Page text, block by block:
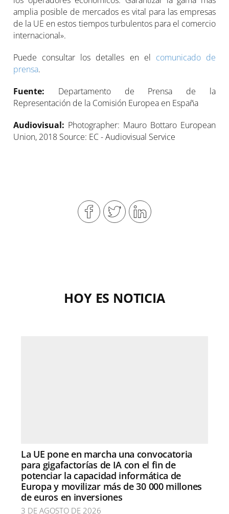
amplia posible de mercados es vital para las empresas
de la UE en estos tiempos turbulentos para el comercio
internacional».
Puede consultar los detalles en el comunicado de
prensa.
Fuente: Departamento de Prensa de la
Representación de la Comisión Europea en España
Audiovisual: Photographer: Mauro Bottaro European
Union, 2018 Source: EC - Audiovisual Service
HOY ES NOTICIA
La UE pone en marcha una convocatoria
para gigafactorías de IA con el fin de
potenciar la capacidad informática de
Europa y movilizar más de 30 000 millones
de euros en inversiones
3 DE AGOSTO DE 2026